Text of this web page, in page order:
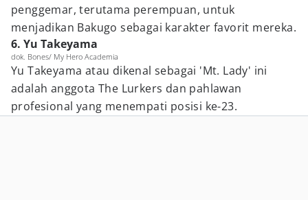
penggemar, terutama perempuan, untuk
menjadikan Bakugo sebagai karakter favorit mereka.
6. Yu Takeyama
dok. Bones/ My Hero Academia
Yu Takeyama atau dikenal sebagai 'Mt. Lady' ini
adalah anggota The Lurkers dan pahlawan
profesional yang menempati posisi ke-23.